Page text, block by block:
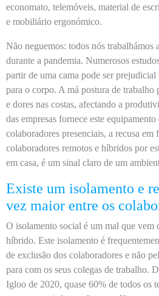
economato, telemóveis, material de
e mobiliário ergonómico.
Não neguemos: todos nós trabalhámos
durante a pandemia. Numerosos
partir de uma cama pode ser
para o corpo. A má postura de trabalho
e dores nas costas, afectando a
das empresas fornece este
colaboradores presenciais, a recusa em
colaboradores remotos e híbridos por
em casa, é um sinal claro de um
Existe um isolamento e
vez maior entre os
O isolamento social é um mal que vem
híbrido. Este isolamento é
de exclusão dos colaboradores e não
para com os seus colegas de trabalho.
Igloo de 2020, quase 60% de todos os